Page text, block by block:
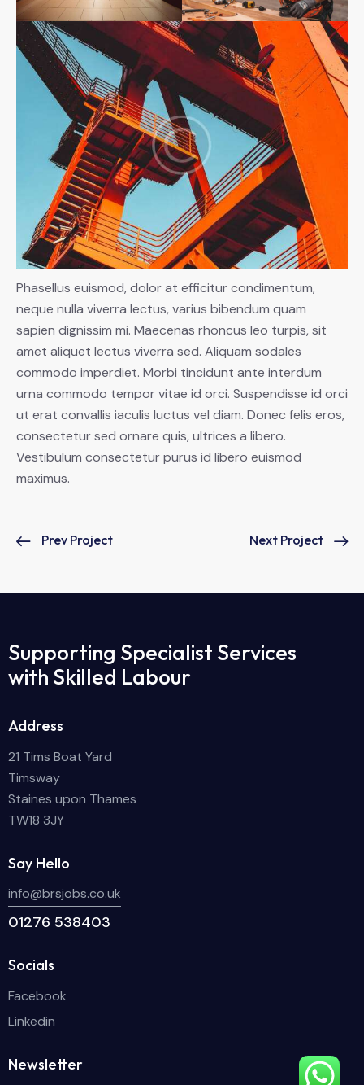
Phasellus euismod, dolor at efficitur condimentum,
neque nulla viverra lectus, varius bibendum quam
sapien dignissim mi. Maecenas rhoncus leo turpis, sit
amet aliquet lectus viverra sed. Aliquam sodales
commodo imperdiet. Morbi tincidunt ante interdum
urna commodo tempor vitae id orci. Suspendisse id orci
ut erat convallis iaculis luctus vel diam. Donec felis eros,
consectetur sed ornare quis, ultrices a libero.
Vestibulum consectetur purus id libero euismod
maximus.
Prev Project Next Project
Supporting Specialist Services
with Skilled Labour
Address
21 Tims Boat Yard
Timsway
Staines upon Thames
TW18 3JY
Say Hello
info@brsjobs.co.uk
01276 538403
Socials
Facebook
Linkedin
Newsletter